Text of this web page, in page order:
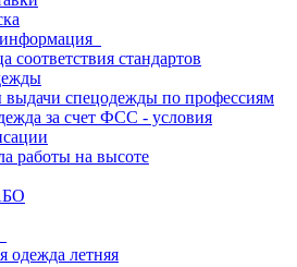
соответствия стандартов
спецодежды по профессиям
за счет ФСС - условия
работы на высоте
одежда летняя